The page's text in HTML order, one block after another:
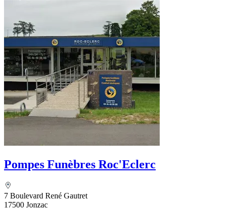
Pompes Funèbres Roc'Eclerc
7 Boulevard René Gautret
17500 Jonzac